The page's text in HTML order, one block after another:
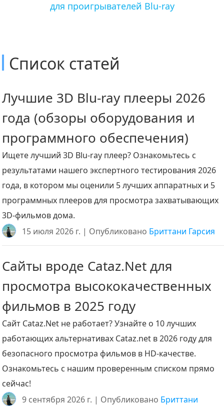
для проигрывателей Blu-ray
Список статей
Лучшие 3D Blu-ray плееры 2026
года (обзоры оборудования и
программного обеспечения)
Ищете лучший 3D Blu-ray плеер? Ознакомьтесь с
результатами нашего экспертного тестирования 2026
года, в котором мы оценили 5 лучших аппаратных и 5
программных плееров для просмотра захватывающих
3D-фильмов дома.
15 июля 2026 г. | Опубликовано Бриттани Гарсия
Сайты вроде Cataz.Net для
просмотра высококачественных
фильмов в 2025 году
Сайт Cataz.Net не работает? Узнайте о 10 лучших
работающих альтернативах Cataz.net в 2026 году для
безопасного просмотра фильмов в HD-качестве.
Ознакомьтесь с нашим проверенным списком прямо
сейчас!
9 сентября 2026 г. | Опубликовано Бриттани